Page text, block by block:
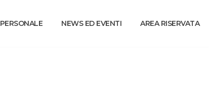
PERSONALE NEWS ED EVENTI AREA RISERVATA